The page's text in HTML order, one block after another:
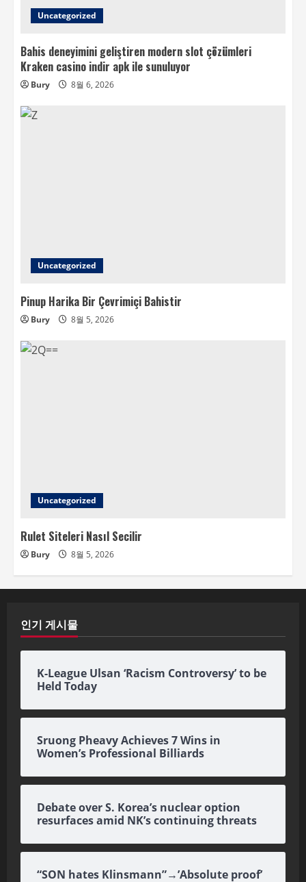
Uncategorized
Bahis deneyimini geliştiren modern slot çözümleri
Kraken casino indir apk ile sunuluyor
Bury 8월 6, 2026
Uncategorized
Pinup Harika Bir Çevrimiçi Bahistir
Bury 8월 5, 2026
Uncategorized
Rulet Siteleri Nasıl Secilir
Bury 8월 5, 2026
인기 게시물
K-League Ulsan ‘Racism Controversy’ to be
Held Today
Sruong Pheavy Achieves 7 Wins in
Women’s Professional Billiards
Debate over S. Korea’s nuclear option
resurfaces amid NK’s continuing threats
“SON hates Klinsmann”→’Absolute proof’